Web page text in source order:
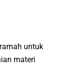
untuk
materi